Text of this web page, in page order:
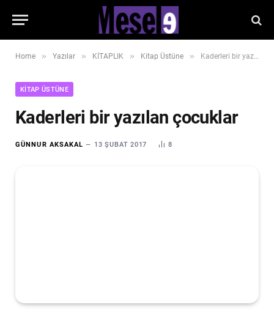
Home » Yazılar » KİTAPLIK » Kitap Üstüne » Kaderleri bir yazılan çocuklar
KITAP ÜSTÜNE
Kaderleri bir yazılan çocuklar
GÜNNUR AKSAKAL 13 ŞUBAT 2017 8